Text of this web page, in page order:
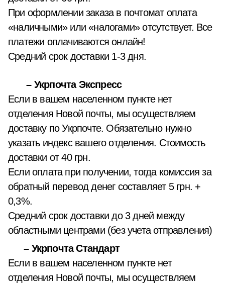
При оформлении заказа в почтомат оплата
«наличными» или «налогами» отсутствует. Все
платежи оплачиваются онлайн!
Средний срок доставки 1-3 дня.
– Укрпочта Экспресс
Если в вашем населенном пункте нет
отделения Новой почты, мы осуществляем
доставку по Укрпочте. Обязательно нужно
указать индекс вашего отделения. Стоимость
доставки от 40 грн.
Если оплата при получении, тогда комиссия за
обратный перевод денег составляет 5 грн. +
0,3%.
Средний срок доставки до 3 дней между
областными центрами (без учета отправления)
– Укрпочта Стандарт
Если в вашем населенном пункте нет
отделения Новой почты, мы осуществляем